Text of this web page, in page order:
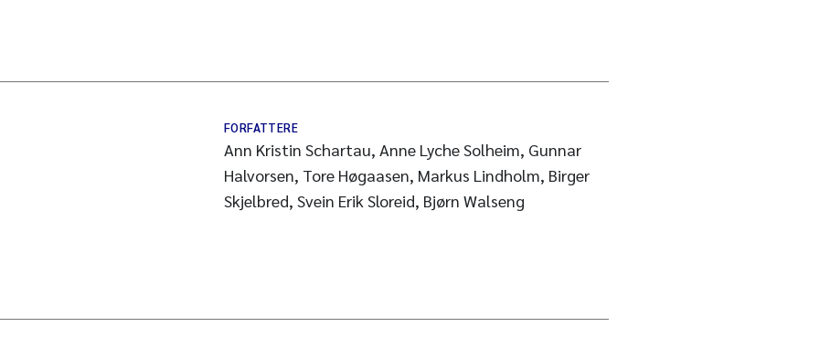
FORFATTERE
Ann Kristin Schartau, Anne Lyche Solheim, Gunnar
Halvorsen, Tore Høgaasen, Markus Lindholm, Birger
Skjelbred, Svein Erik Sloreid, Bjørn Walseng